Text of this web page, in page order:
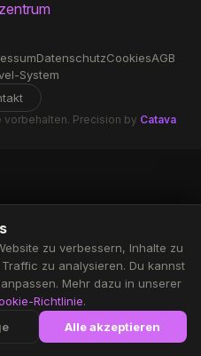
DatenschutzCookiesAGB
System
Precision by Catava
zu verbessern, Inhalte zu
zu analysieren. Du kannst
Mehr dazu in unserer
Richtlinie.
Alle akzeptieren